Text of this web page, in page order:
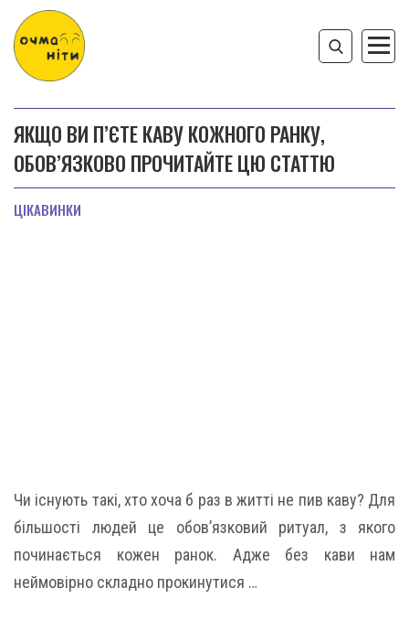
ЯКЩО ВИ П’ЄТЕ КАВУ КОЖНОГО РАНКУ,
ОБОВ’ЯЗКОВО ПРОЧИТАЙТЕ ЦЮ СТАТТЮ
ЦІКАВИНКИ
Чи існують такі, хто хоча б раз в житті не пив каву? Для
більшості людей це обов’язковий ритуал, з якого
починається кожен ранок. Адже без кави нам
неймовірно складно прокинутися …